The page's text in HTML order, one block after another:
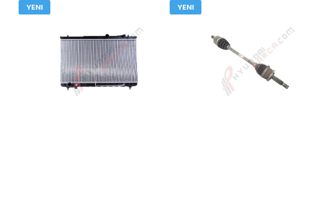
YENI YENI